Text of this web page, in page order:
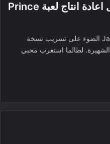
ظهور معلومات جديدة حول اعادة انتاج لعبة Prince
سلط الصحافي الشهير Jason Schreier الضوء على تسريب نسخة
Remake من لعبة Prince of Persia الشهيرة. لطالما استغرب محبي